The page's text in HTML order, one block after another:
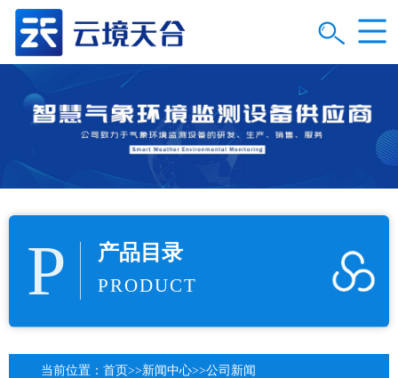
P 产品目录
PRODUCT
当前位置： 首页>>新闻中心>>公司新闻